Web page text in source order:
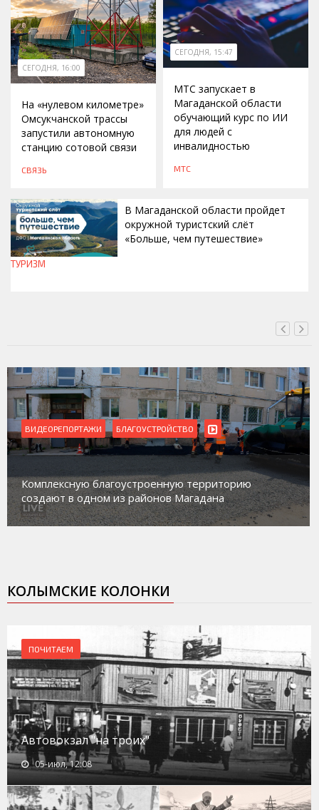
СЕГОДНЯ, 16:00
На «нулевом километре»
Омсукчанской трассы
запустили автономную
станцию сотовой связи
СВЯЗЬ
СЕГОДНЯ, 15:47
МТС запускает в
Магаданской области
обучающий курс по ИИ
для людей с
инвалидностью
МТС
В Магаданской области пройдет
окружной туристский слёт
«Больше, чем путешествие»
ТУРИЗМ
ВИДЕОРЕПОРТАЖИ БЛАГОУСТРОЙСТВО
Комплексную благоустроенную территорию
создают в одном из районов Магадана
КОЛЫМСКИЕ КОЛОНКИ
ПОЧИТАЕМ
Автовокзал "на троих"
05-июл, 12:08